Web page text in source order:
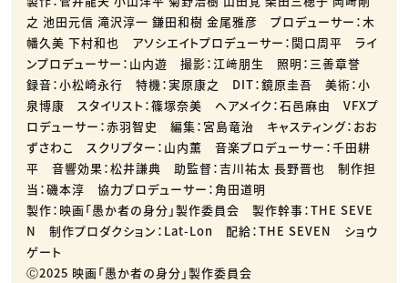
之 池田元信 滝沢淳一 鎌田和樹 金尾雅彦 プロデューサー：木
幡久美 下村和也 アソシエイトプロデューサー：関口周平 ライ
ンプロデューサー：山内遊 撮影：江﨑朋生 照明：三善章誉
録音：小松崎永行 特機：実原康之 DIT：鏡原圭吾 美術：小
泉博康 スタイリスト：篠塚奈美 ヘアメイク：石邑麻由 VFXプ
ロデューサー：赤羽智史 編集：宮島竜治 キャスティング：おお
ずさわこ スクリプター：山内薫 音楽プロデューサー：千田耕
平 音響効果：松井謙典 助監督：吉川祐太 長野晋也 制作担
当：磯本淳 協力プロデューサー：角田道明
製作：映画「愚か者の身分」製作委員会 製作幹事：THE SEVE
N 制作プロダクション：Lat-Lon 配給：THE SEVEN ショウ
ゲート
Ⓒ2025 映画「愚か者の身分」製作委員会